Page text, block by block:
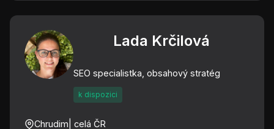
Lada Krčilová
SEO specialistka, obsahový stratég
k dispozici
Chrudim | celá ČR